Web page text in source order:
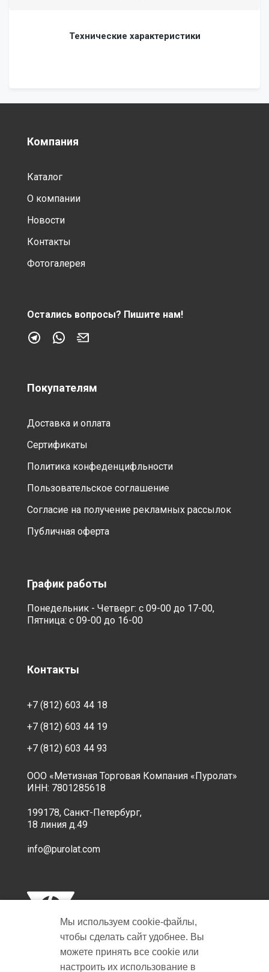
Технические характеристики
Компания
Каталог
О компании
Новости
Контакты
Фотогалерея
Остались вопросы? Пишите нам!
Покупателям
Доставка и оплата
Сертификаты
Политика конфеденцифльности
Пользовательское соглашение
Согласие на получение рекламных рассылок
Публичная оферта
График работы
Понедельник - Четверг: с 09-00 до 17-00,
Пятница: с 09-00 до 16-00
Контакты
+7 (812) 603 44 18
+7 (812) 603 44 19
+7 (812) 603 44 93
ООО «Метизная Торговая Компания «Пуролат»
ИНН: 7801285618
199178, Санкт-Петербург,
18 линия д.49
info@purolat.com
Мы используем cookie‑файлы,
чтобы сделать сайт удобнее. Вы
можете принять все cookie или
настроить их использование в